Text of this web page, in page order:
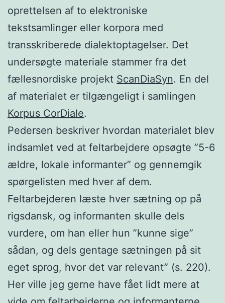
oprettelsen af to elektroniske
tekstsamlinger eller korpora med
transskriberede dialektoptagelser. Det
undersøgte materiale stammer fra det
fællesnordiske projekt ScanDiaSyn. En del
af materialet er tilgængeligt i samlingen
Korpus CorDiale.
Pedersen beskriver hvordan materialet blev
indsamlet ved at feltarbejdere opsøgte ”5-6
ældre, lokale informanter” og gennemgik
spørgelisten med hver af dem.
Feltarbejderen læste hver sætning op på
rigsdansk, og informanten skulle dels
vurdere, om han eller hun ”kunne sige”
sådan, og dels gentage sætningen på sit
eget sprog, hvor det var relevant” (s. 220).
Her ville jeg gerne have fået lidt mere at